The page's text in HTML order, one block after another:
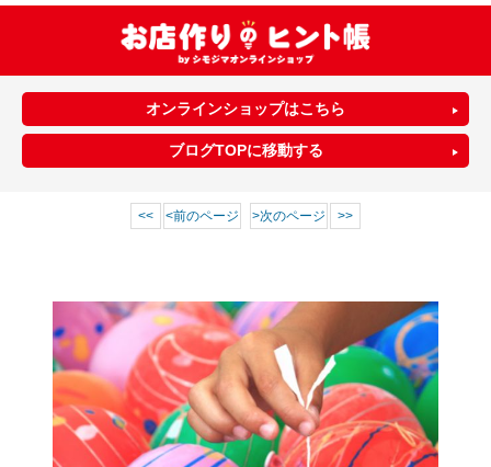
オンラインショップはこちら
ブログTOPに移動する
<< 前のページ 次のページ >>